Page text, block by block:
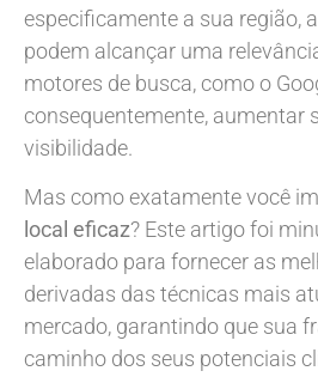
especificamente a sua região,
podem alcançar uma
motores de busca, como o
consequentemente, aumentar
visibilidade.
Mas como exatamente você
local eficaz? Este artigo foi
elaborado para fornecer as
derivadas das técnicas mais
mercado, garantindo que sua
caminho dos seus potenciais